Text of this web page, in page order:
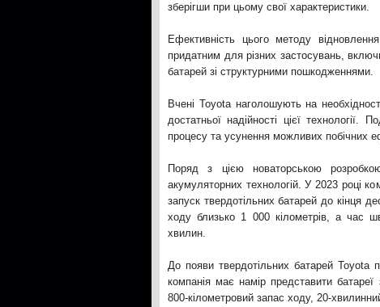
зберігши при цьому свої характеристики.
Ефективність цього методу
придатним для різних застосувань,
батарей зі структурними пошкодженнями.
Вчені Toyota наголошують на
достатньої надійності цієї технології.
процесу та усунення можливих побічних
Поряд з цією новаторською
акумуляторних технологій. У 2023 році
запуск твердотільних батарей до кінця
ходу близько 1 000 кілометрів, а час
хвилин.
До появи твердотільних батарей Toyota
компанія має намір представити
800-кілометровий запас ходу, 20-